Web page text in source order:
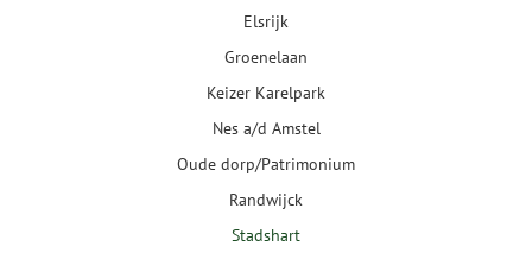
Elsrijk
Groenelaan
Keizer Karelpark
Nes a/d Amstel
Oude dorp/Patrimonium
Randwijck
Stadshart